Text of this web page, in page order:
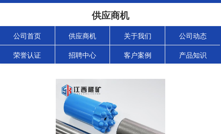
供应商机
公司首页 供应商机 关于我们 公司动态
荣誉认证 招聘中心 客户案例 产品知识